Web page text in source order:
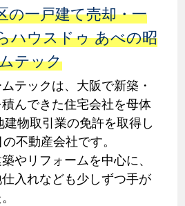
の一戸建て売却・一
ハウスドゥ あべの昭
テック
テックは、大阪で新築・
んできた住宅会社を母体
物取引業の免許を取得し
不動産会社です。
やリフォームを中心に、
入れなども少しずつ手が